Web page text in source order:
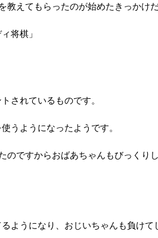
えてもらったのが始めたきっかけだ
将棋」
されているものです。
うようになったようです。
のですからおばあちゃんもびっくり
ようになり、おじいちゃんも負けて